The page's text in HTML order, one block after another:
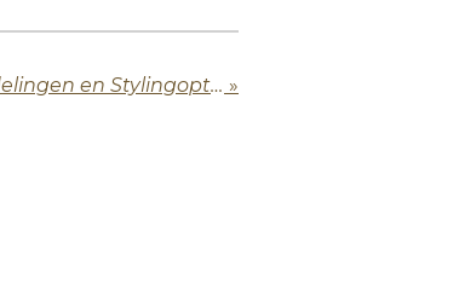
Alles over Wenkbrauwbehandelingen en Stylingopties »